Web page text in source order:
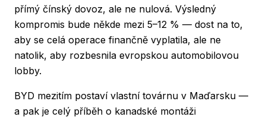
přímý čínský dovoz, ale ne nulová. Výsledný
kompromis bude někde mezi 5–12 % — dost na to,
aby se celá operace finančně vyplatila, ale ne
natolik, aby rozbesnila evropskou automobilovou
lobby.
BYD mezitím postaví vlastní továrnu v Maďarsku —
a pak je celý příběh o kanadské montáži